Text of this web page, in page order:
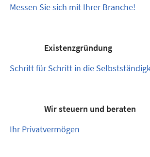
Messen Sie sich mit Ihrer Branche!
Existenzgründung
Schritt für Schritt in die
Wir steuern und beraten
Ihr Privatvermögen